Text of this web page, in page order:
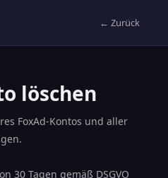
← Zurück
löschen
FoxAd-Kontos und aller
30 Tagen gemäß DSGVO